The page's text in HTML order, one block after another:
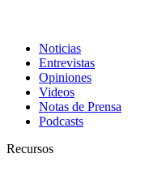
Noticias
Entrevistas
Opiniones
Videos
Notas de Prensa
Podcasts
Recursos